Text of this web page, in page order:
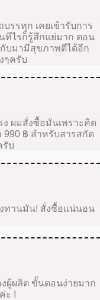
รรทุก เคยเข้ารับการ
ทีไรก็รู้สึกแย่มาก ตอน
บมามีสุขภาพดีได้อีก
ๆครับ
ผมสั่งซื้อมันเพราะคิด
฿ สำหรับสารสกัด
รับ
ทานมัน! สั่งซื้อแน่นอน
ผู้ผลิต ขั้นตอนง่ายมาก
ะ !